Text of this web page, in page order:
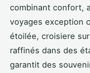
combinant confort,
voyages exception
étoilée, croisiere
raffinés dans des
garantit des